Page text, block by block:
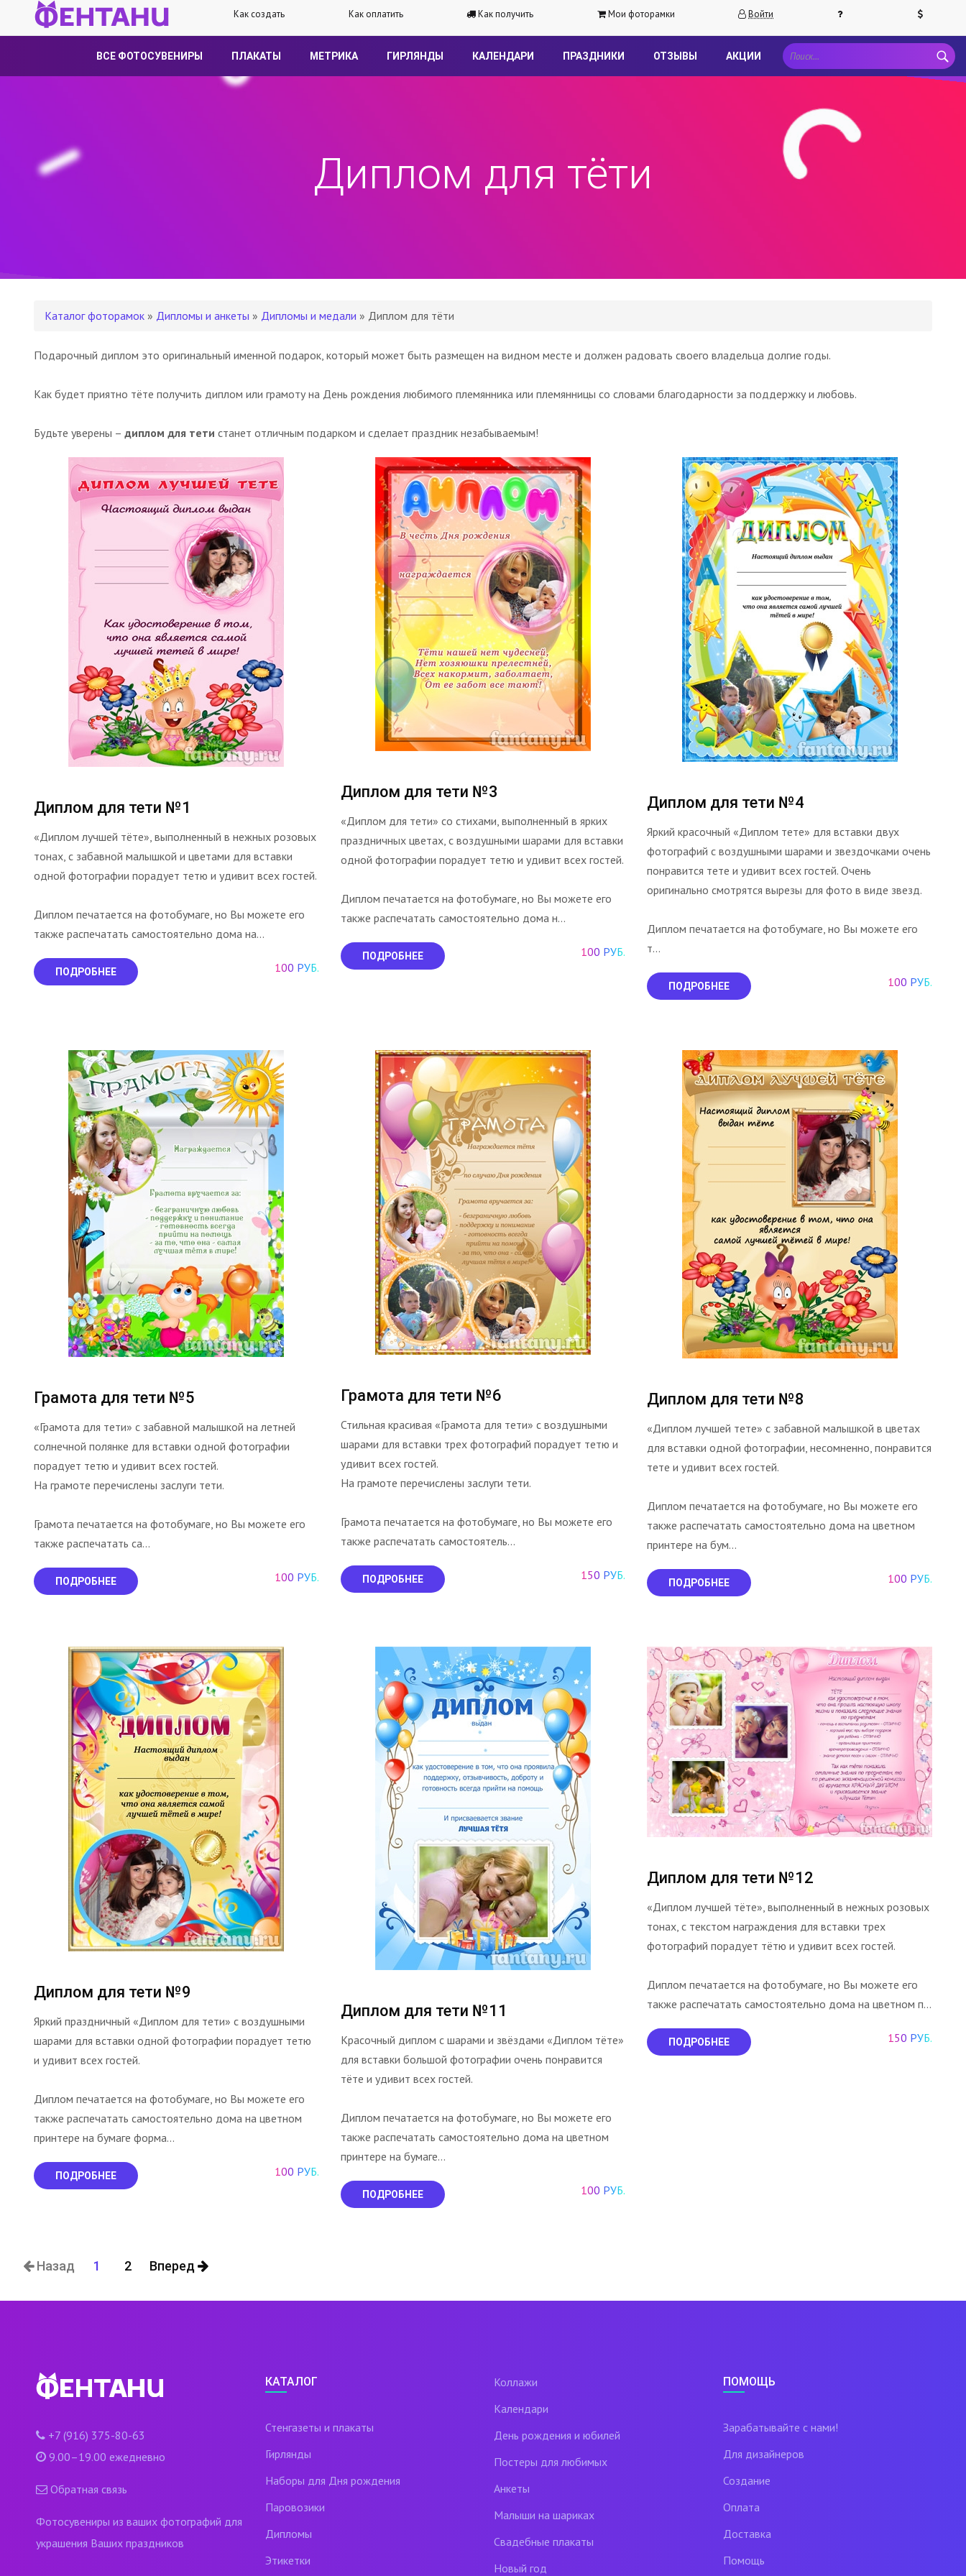
Как создать Как оплатить Как получить Мои фоторамки Войти
ВСЕ ФОТОСУВЕНИРЫ ПЛАКАТЫ МЕТРИКА ГИРЛЯНДЫ КАЛЕНДАРИ ПРАЗДНИКИ ОТЗЫВЫ АКЦИИ
Диплом для тёти
Каталог фоторамок » Дипломы и анкеты » Дипломы и медали » Диплом для тёти
Подарочный диплом это оригинальный именной подарок, который может быть размещен на видном месте и должен радовать своего владельца долгие годы.
Как будет приятно тёте получить диплом или грамоту на День рождения любимого племянника или племянницы со словами благодарности за поддержку и любовь.
Будьте уверены – диплом для тети станет отличным подарком и сделает праздник незабываемым!
Диплом для тети №1
«Диплом лучшей тёте», выполненный в нежных розовых
тонах, с забавной малышкой и цветами для вставки
одной фотографии порадует тетю и удивит всех гостей.
Диплом печатается на фотобумаге, но Вы можете его
также распечатать самостоятельно дома на...
ПОДРОБНЕЕ 100 РУБ.
Диплом для тети №3
«Диплом для тети» со стихами, выполненный в ярких
праздничных цветах, с воздушными шарами для вставки
одной фотографии порадует тетю и удивит всех гостей.
Диплом печатается на фотобумаге, но Вы можете его
также распечатать самостоятельно дома н...
ПОДРОБНЕЕ 100 РУБ.
Диплом для тети №4
Яркий красочный «Диплом тете» для вставки двух
фотографий с воздушными шарами и звездочками очень
понравится тете и удивит всех гостей. Очень
оригинально смотрятся вырезы для фото в виде звезд.
Диплом печатается на фотобумаге, но Вы можете его
т...
ПОДРОБНЕЕ 100 РУБ.
Грамота для тети №5
«Грамота для тети» с забавной малышкой на летней
солнечной полянке для вставки одной фотографии
порадует тетю и удивит всех гостей.
На грамоте перечислены заслуги тети.
Грамота печатается на фотобумаге, но Вы можете его
также распечатать са...
ПОДРОБНЕЕ 100 РУБ.
Грамота для тети №6
Стильная красивая «Грамота для тети» с воздушными
шарами для вставки трех фотографий порадует тетю и
удивит всех гостей.
На грамоте перечислены заслуги тети.
Грамота печатается на фотобумаге, но Вы можете его
также распечатать самостоятель...
ПОДРОБНЕЕ 150 РУБ.
Диплом для тети №8
«Диплом лучшей тете» с забавной малышкой в цветах
для вставки одной фотографии, несомненно, понравится
тете и удивит всех гостей.
Диплом печатается на фотобумаге, но Вы можете его
также распечатать самостоятельно дома на цветном
принтере на бум...
ПОДРОБНЕЕ 100 РУБ.
Диплом для тети №9
Яркий праздничный «Диплом для тети» с воздушными
шарами для вставки одной фотографии порадует тетю
и удивит всех гостей.
Диплом печатается на фотобумаге, но Вы можете его
также распечатать самостоятельно дома на цветном
принтере на бумаге форма...
ПОДРОБНЕЕ 100 РУБ.
Диплом для тети №11
Красочный диплом с шарами и звёздами «Диплом тёте»
для вставки большой фотографии очень понравится
тёте и удивит всех гостей.
Диплом печатается на фотобумаге, но Вы можете его
также распечатать самостоятельно дома на цветном
принтере на бумаге...
ПОДРОБНЕЕ 100 РУБ.
Диплом для тети №12
«Диплом лучшей тёте», выполненный в нежных розовых
тонах, с текстом награждения для вставки трех
фотографий порадует тётю и удивит всех гостей.
Диплом печатается на фотобумаге, но Вы можете его
также распечатать самостоятельно дома на цветном п...
ПОДРОБНЕЕ 150 РУБ.
Назад 1 2 Вперед
+7 (916) 375-80-63
9.00–19.00 ежедневно
Обратная связь
Фотосувениры из ваших фотографий для
украшения Ваших праздников
КАТАЛОГ
Стенгазеты и плакаты
Гирлянды
Наборы для Дня рождения
Паровозики
Дипломы
Этикетки
Коллажи
Календари
День рождения и юбилей
Постеры для любимых
Анкеты
Малыши на шариках
Свадебные плакаты
Новый год
ПОМОЩЬ
Зарабатывайте с нами!
Для дизайнеров
Создание
Оплата
Доставка
Помощь